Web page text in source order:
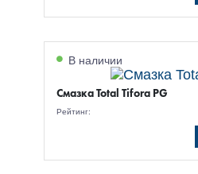
В наличии
Смазка Total Tifora PG
Рейтинг: